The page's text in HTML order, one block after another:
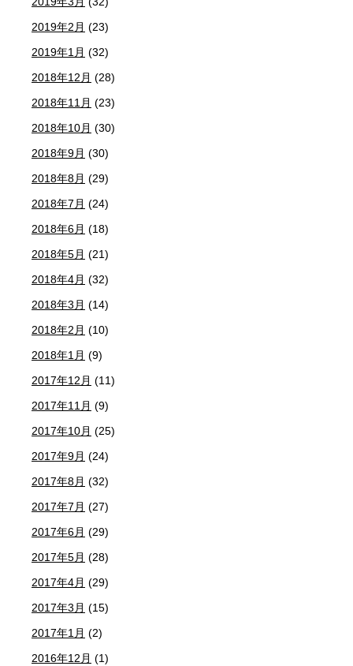
2019年2月 (23)
2019年1月 (32)
2018年12月 (28)
2018年11月 (23)
2018年10月 (30)
2018年9月 (30)
2018年8月 (29)
2018年7月 (24)
2018年6月 (18)
2018年5月 (21)
2018年4月 (32)
2018年3月 (14)
2018年2月 (10)
2018年1月 (9)
2017年12月 (11)
2017年11月 (9)
2017年10月 (25)
2017年9月 (24)
2017年8月 (32)
2017年7月 (27)
2017年6月 (29)
2017年5月 (28)
2017年4月 (29)
2017年3月 (15)
2017年1月 (2)
2016年12月 (1)